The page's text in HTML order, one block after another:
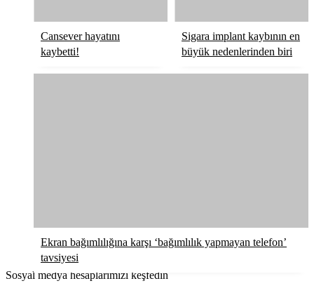
Cansever hayatını
kaybetti!
Sigara implant kaybının en
büyük nedenlerinden biri
Ekran bağımlılığına karşı ‘bağımlılık yapmayan telefon’
tavsiyesi
Sosyal medya hesaplarımızı keşfedin